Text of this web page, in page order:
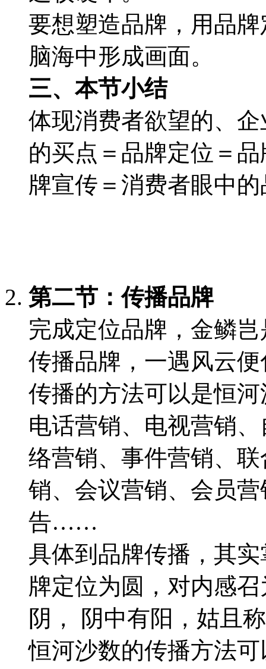
要想塑造品牌，用品
脑海中形成画面。
三、本节小结
体现消费者欲望的、
的买点＝品牌定位＝
牌宣传＝消费者眼中
第二节：传播品牌
完成定位品牌，金鳞
传播品牌，一遇风云
传播的方法可以是恒
电话营销、电视营销
络营销、事件营销、
销、会议营销、会员
告……
具体到品牌传播，其
牌定位为圆，对内感
阴， 阴中有阳，姑且
恒河沙数的传播方法